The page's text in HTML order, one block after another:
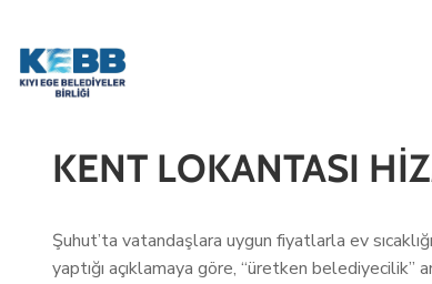
KENT LOKANTASI
Şuhut’ta vatandaşlara uygun fiyatlarla ev
yaptığı açıklamaya göre, “üretken belediyecilik”